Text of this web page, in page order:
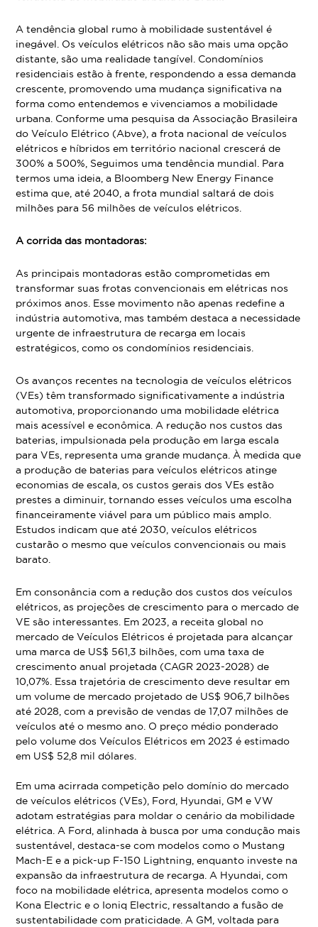
A tendência global rumo à mobilidade sustentável é
inegável. Os veículos elétricos não são mais uma opção
distante, são uma realidade tangível. Condomínios
residenciais estão à frente, respondendo a essa demanda
crescente, promovendo uma mudança significativa na
forma como entendemos e vivenciamos a mobilidade
urbana. Conforme uma pesquisa da Associação Brasileira
do Veículo Elétrico (Abve), a frota nacional de veículos
elétricos e híbridos em território nacional crescerá de
300% a 500%, Seguimos uma tendência mundial. Para
termos uma ideia, a Bloomberg New Energy Finance
estima que, até 2040, a frota mundial saltará de dois
milhões para 56 milhões de veículos elétricos.
A corrida das montadoras:
As principais montadoras estão comprometidas em
transformar suas frotas convencionais em elétricas nos
próximos anos. Esse movimento não apenas redefine a
indústria automotiva, mas também destaca a necessidade
urgente de infraestrutura de recarga em locais
estratégicos, como os condomínios residenciais.
Os avanços recentes na tecnologia de veículos elétricos
(VEs) têm transformado significativamente a indústria
automotiva, proporcionando uma mobilidade elétrica
mais acessível e econômica. A redução nos custos das
baterias, impulsionada pela produção em larga escala
para VEs, representa uma grande mudança. À medida que
a produção de baterias para veículos elétricos atinge
economias de escala, os custos gerais dos VEs estão
prestes a diminuir, tornando esses veículos uma escolha
financeiramente viável para um público mais amplo.
Estudos indicam que até 2030, veículos elétricos
custarão o mesmo que veículos convencionais ou mais
barato.
Em consonância com a redução dos custos dos veículos
elétricos, as projeções de crescimento para o mercado de
VE são interessantes. Em 2023, a receita global no
mercado de Veículos Elétricos é projetada para alcançar
uma marca de US$ 561,3 bilhões, com uma taxa de
crescimento anual projetada (CAGR 2023-2028) de
10,07%. Essa trajetória de crescimento deve resultar em
um volume de mercado projetado de US$ 906,7 bilhões
até 2028, com a previsão de vendas de 17,07 milhões de
veículos até o mesmo ano. O preço médio ponderado
pelo volume dos Veículos Elétricos em 2023 é estimado
em US$ 52,8 mil dólares.
Em uma acirrada competição pelo domínio do mercado
de veículos elétricos (VEs), Ford, Hyundai, GM e VW
adotam estratégias para moldar o cenário da mobilidade
elétrica. A Ford, alinhada à busca por uma condução mais
sustentável, destaca-se com modelos como o Mustang
Mach-E e a pick-up F-150 Lightning, enquanto investe na
expansão da infraestrutura de recarga. A Hyundai, com
foco na mobilidade elétrica, apresenta modelos como o
Kona Electric e o Ioniq Electric, ressaltando a fusão de
sustentabilidade com praticidade. A GM, voltada para